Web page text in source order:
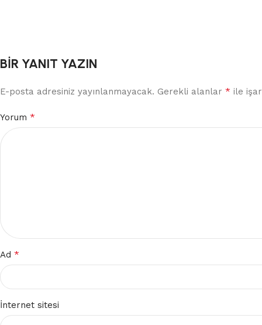
BIR YANIT YAZIN
E-posta adresiniz yayınlanmayacak. Gerekli alanlar * ile
Yorum *
Ad *
İnternet sitesi
Alternative: